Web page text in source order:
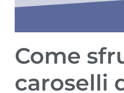
Come
caroselli